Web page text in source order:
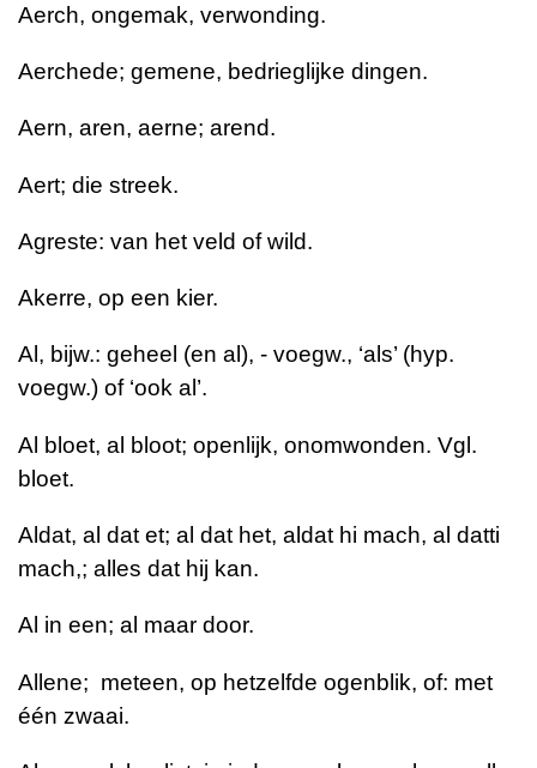
Aerch, ongemak, verwonding.
Aerchede; gemene, bedrieglijke dingen.
Aern, aren, aerne; arend.
Aert; die streek.
Agreste: van het veld of wild.
Akerre, op een kier.
Al, bijw.: geheel (en al), - voegw., ‘als’ (hyp.
voegw.) of ‘ook al’.
Al bloet, al bloot; openlijk, onomwonden. Vgl.
bloet.
Aldat, al dat et; al dat het, aldat hi mach, al datti
mach,; alles dat hij kan.
Al in een; al maar door.
Allene; meteen, op hetzelfde ogenblik, of: met
één zwaai.